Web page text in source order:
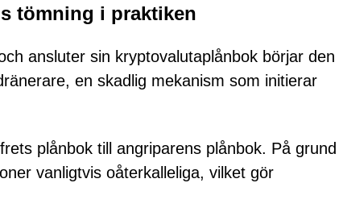
tömning i praktiken
ansluter sin kryptovalutaplånbok börjar den
en skadlig mekanism som initierar
plånbok till angriparens plånbok. På grund
vanligtvis oåterkalleliga, vilket gör